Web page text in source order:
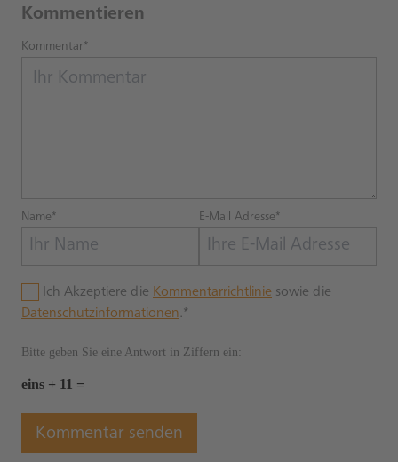
Kommentieren
Kommentar*
Name* E-Mail Adresse*
Ich Akzeptiere die Kommentarrichtlinie sowie die
Datenschutzinformationen.*
Bitte geben Sie eine Antwort in Ziffern ein:
eins + 11 =